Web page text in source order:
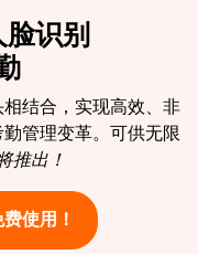
识别
结合，实现高效、非
管理变革。可供无限
推出！
使用！